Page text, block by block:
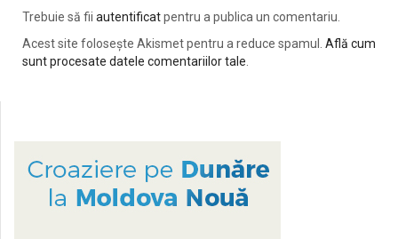
Trebuie să fii autentificatpentru a publica un comentariu.
Acest site folosește Akismet pentru a reduce spamul. Află cum
sunt procesate datele comentariilor tale